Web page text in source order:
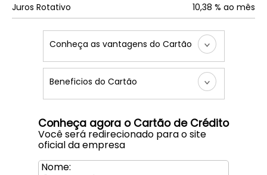
Juros Rotativo
10,38 % ao mês
Conheça as vantagens do Cartão
Beneficios do Cartão
Conheça agora o Cartão de Crédito
Você será redirecionado para o site
oficial da empresa
Nome: